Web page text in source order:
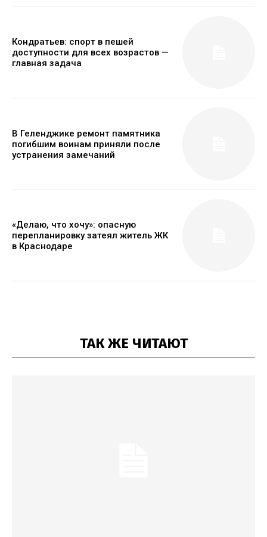
Кондратьев: спорт в пешей
доступности для всех возрастов —
главная задача
В Геленджике ремонт памятника
погибшим воинам приняли после
устранения замечаний
«Делаю, что хочу»: опасную
перепланировку затеял житель ЖК
в Краснодаре
ТАК ЖЕ ЧИТАЮТ